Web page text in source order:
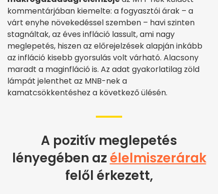
kommentárjában kiemelte: a fogyasztói árak – a
várt enyhe növekedéssel szemben – havi szinten
stagnáltak, az éves infláció lassult, ami nagy
meglepetés, hiszen az előrejelzések alapján inkább
az infláció kisebb gyorsulás volt várható. Alacsony
maradt a maginfláció is. Az adat gyakorlatilag zöld
lámpát jelenthet az MNB-nek a
kamatcsökkentéshez a következő ülésén.
A pozitív meglepetés
lényegében azélelmiszerárak
felől érkezett,